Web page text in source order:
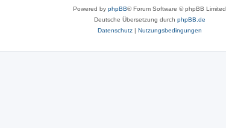
Powered by phpBB® Forum Software © phpBB Limited
Deutsche Übersetzung durch phpBB.de
Datenschutz| Nutzungsbedingungen